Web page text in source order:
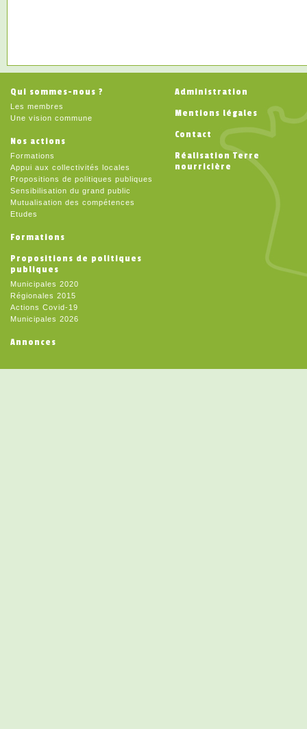
Qui sommes-nous ?
Les membres
Une vision commune
Nos actions
Formations
Appui aux collectivités locales
Propositions de politiques publiques
Sensibilisation du grand public
Mutualisation des compétences
Etudes
Formations
Propositions de politiques
publiques
Municipales 2020
Régionales 2015
Actions Covid-19
Municipales 2026
Annonces
Administration
Mentions légales
Contact
Réalisation Terre
nourricière